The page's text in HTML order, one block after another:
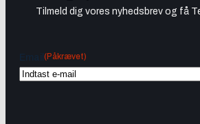
Tilmeld dig vores nyhedsbrev og få
(Påkrævet)